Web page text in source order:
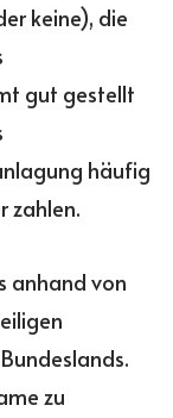
keine), die
gut gestellt
häufig
zahlen.
anhand von
zu